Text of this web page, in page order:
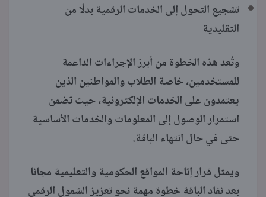
تشجيع التحول إلى الخدمات الرقمية بدلًا من
التقليدية
وتُعد هذه الخطوة من أبرز الإجراءات الداعمة
للمستخدمين، خاصة الطلاب والمواطنين الذين
يعتمدون على الخدمات الإلكترونية، حيث تضمن
استمرار الوصول إلى المعلومات والخدمات الأساسية
حتى في حال انتهاء الباقة.
ويمثل قرار إتاحة المواقع الحكومية والتعليمية مجانا
بعد نفاد الباقة خطوة مهمة نحو تعزيز الشمول الرقمي